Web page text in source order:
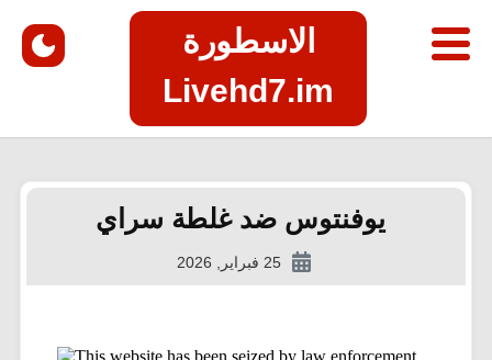
الاسطورة
Livehd7.im
يوفنتوس ضد غلطة سراي
25 فبراير, 2026